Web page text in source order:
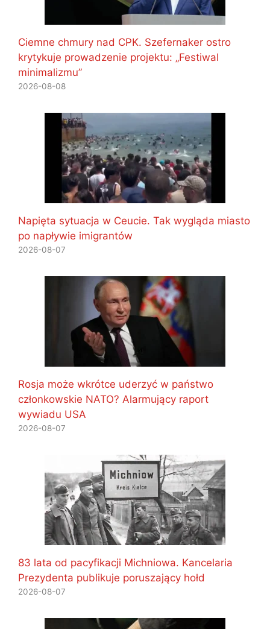
Ciemne chmury nad CPK. Szefernaker ostro
krytykuje prowadzenie projektu: „Festiwal
minimalizmu”
2026-08-08
Napięta sytuacja w Ceucie. Tak wygląda miasto
po napływie imigrantów
2026-08-07
Rosja może wkrótce uderzyć w państwo
członkowskie NATO? Alarmujący raport
wywiadu USA
2026-08-07
83 lata od pacyfikacji Michniowa. Kancelaria
Prezydenta publikuje poruszający hołd
2026-08-07